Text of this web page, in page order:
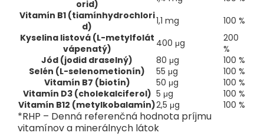
orid)
Vitamín B1 (tiamínhydrochlori
d)
1,1 mg
100 %
Kyselina listová (L-metylfolát
vápenatý)
400 μg
200
%
Jód (jodid draselný)
80 μg
100 %
Selén (L-selenometionín)
55 μg
100 %
Vitamín B7 (biotín)
50 μg
100 %
Vitamín D3 (cholekalciferol) 5 μg
100 %
Vitamín B12 (metylkobalamín)2,5 μg 100 %
*RHP – Denná referenčná hodnota príjmu
vitamínov a minerálnych látok